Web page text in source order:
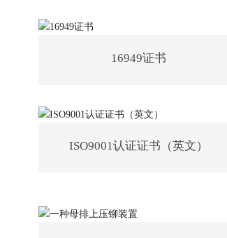
16949证书
ISO9001认证证书（英文）